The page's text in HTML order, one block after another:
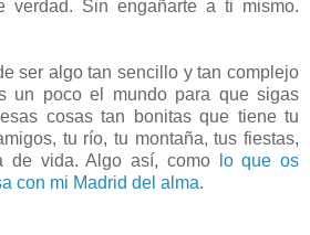
verdad. Sin engañarte a ti mismo.
ser algo tan sencillo y tan complejo
un poco el mundo para que sigas
cosas tan bonitas que tiene tu
tu río, tu montaña, tus fiestas,
de vida. Algo así, como
lo que os
con mi Madrid del alma.